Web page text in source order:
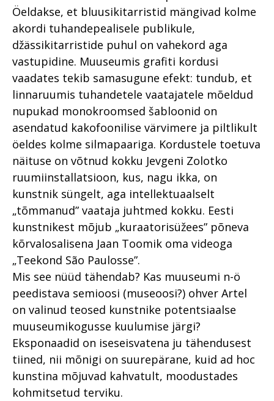
Öeldakse, et bluusikitarristid mängivad kolme
akordi tuhandepealisele publikule,
džässikitarristide puhul on vahekord aga
vastupidine. Muuseumis grafiti kordusi
vaadates tekib samasugune efekt: tundub, et
linnaruumis tuhandetele vaatajatele mõeldud
nupukad monokroomsed šabloonid on
asendatud kakofoonilise värvimere ja piltlikult
öeldes kolme silmapaariga. Kordustele toetuva
näituse on võtnud kokku Jevgeni Zolotko
ruumiinstallatsioon, kus, nagu ikka, on
kunstnik süngelt, aga intellektuaalselt
„tõmmanud” vaataja juhtmed kokku. Eesti
kunstnikest mõjub „kuraatori­süžees” põneva
kõrvalosalisena Jaan Toomik oma videoga
„Teekond São Paulosse”.
Mis see nüüd tähendab? Kas muuseu­mi n-ö
peedistava semioosi (museoosi?) ohver Artel
on valinud teosed kunstnike potentsiaalse
muuseumikogusse kuulumise järgi?
Eksponaadid on iseseisvatena ju tähendusest
tiined, nii mõnigi on suurepärane, kuid ad hoc
kunstina mõjuvad kahvatult, moodustades
kohmitsetud terviku.